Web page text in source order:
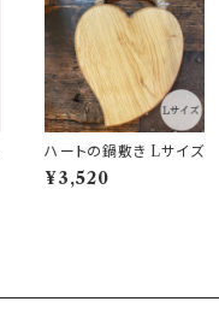
ハートの鍋敷き Lサイズ
¥3,520